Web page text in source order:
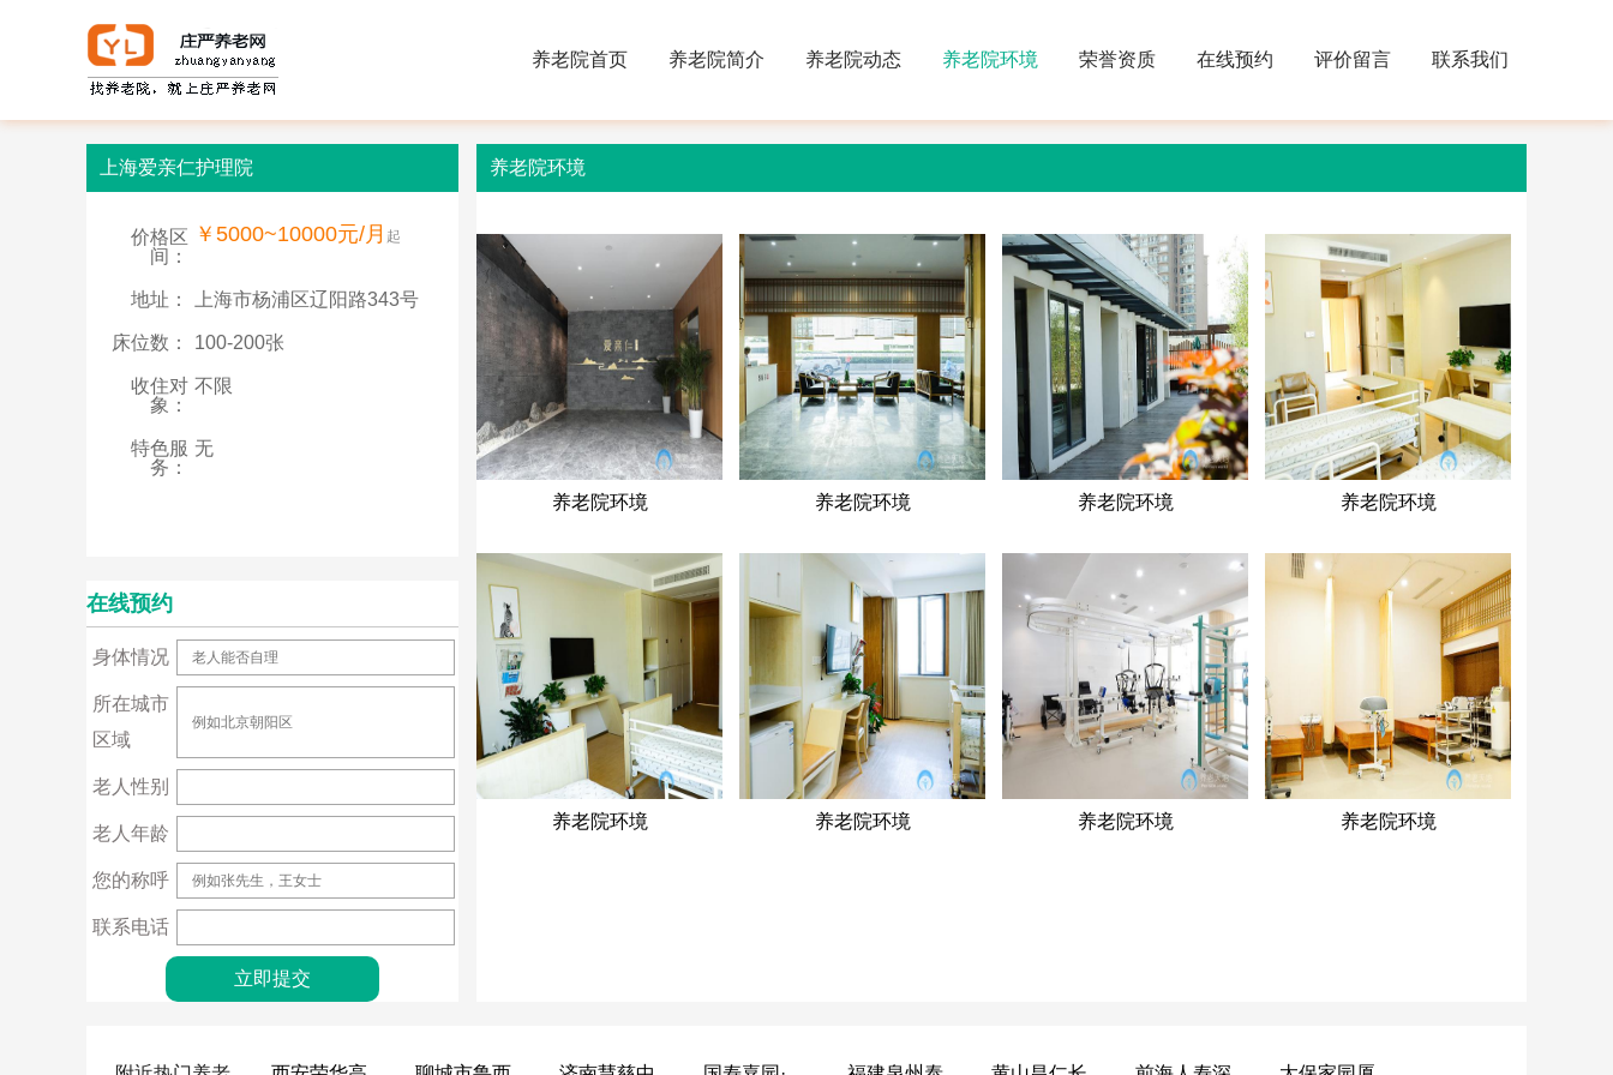
养老院首页 养老院简介 养老院动态 养老院环境 荣誉资质 在线预约 评价留言 联系我们
上海爱亲仁护理院
价格区
间：
￥5000~10000元/月 起
地址： 上海市杨浦区辽阳路343号
床位数： 100-200张
收住对
象：
不限
特色服
务：
无
在线预约
身体情况
所在城市
区域
老人性别
老人年龄
您的称呼
联系电话
养老院环境
养老院环境 养老院环境 养老院环境 养老院环境
养老院环境 养老院环境 养老院环境 养老院环境